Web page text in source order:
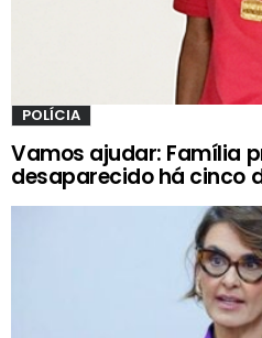
POLÍCIA
Vamos ajudar: Família
desaparecido há cinco